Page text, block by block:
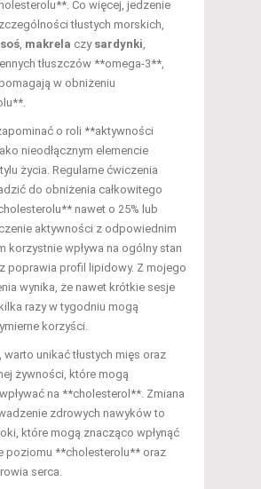
Co więcej, jedzenie
tłustych morskich,
, makrela czy sardynki,
tłuszczów **omega-3**,
w obniżeniu
o roli **aktywności
nieodłącznym elemencie
życia. Regularne ćwiczenia
do obniżenia całkowitego
nawet o 25% lub
aktywności z odpowiednim
korzystnie wpływa na ogólny stan
poprawia profil lipidowy. Z mojego
wynika, że nawet krótkie sesje
razy w tygodniu mogą
korzyści.
unikać tłustych mięs oraz
żywności, które mogą
na **cholesterol**. Zmiana
zdrowych nawyków to
które mogą znacząco wpłynąć
poziomu **cholesterolu** oraz
serca.